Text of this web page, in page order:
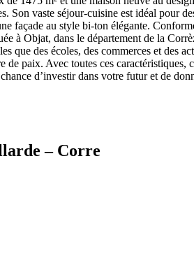
vaste séjour-cuisine est idéal pour
façade au style bi-ton élégante.
à Objat, dans le département de la
que des écoles, des commerces et des
paix. Avec toutes ces
d’investir dans votre futur et de
– Corre